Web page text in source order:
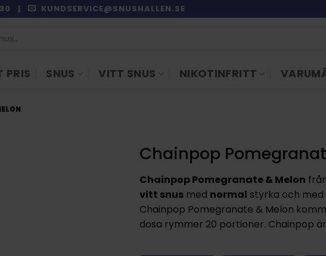
| KUNDSERVICE@SNUSHALLEN.SE
PRIS SNUS VITT SNUS NIKOTINFRITT
Chainpop
Chainpop Pomegranate & Melon
vitt snus med normal styrka och med
Chainpop Pomegranate & Melon
dosa rymmer 20 portioner. Chainpop